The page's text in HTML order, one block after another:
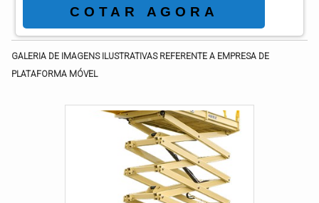
e achando a líder em qualidade. Quando o
assunto é plataforma aérea articulada a
venda, com os profissionais da ASL
Equipamentos receberá eficiência com
ARTICULADA A VENDA Há muitas
maneiras eficientes de demonst...
COTAR AGORA
GALERIA DE IMAGENS ILUSTRATIVAS REFERENTE A EMPRESA DE
PLATAFORMA MÓVEL